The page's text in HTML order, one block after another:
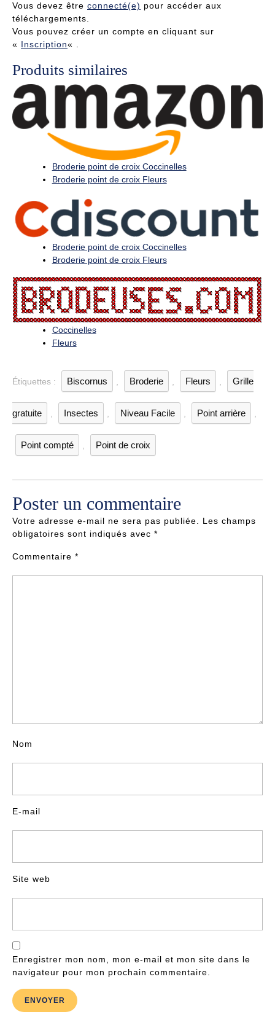
Vous devez être connecté(e) pour accéder aux
téléchargements.
Vous pouvez créer un compte en cliquant sur
« Inscription« .
Produits similaires
Broderie point de croix Coccinelles
Broderie point de croix Fleurs
Broderie point de croix Coccinelles
Broderie point de croix Fleurs
Coccinelles
Fleurs
Étiquettes : Biscornus Broderie Fleurs Grille
gratuite Insectes Niveau Facile Point arrière
Point compté Point de croix
Poster un commentaire
Votre adresse e-mail ne sera pas publiée.
Les champs
obligatoires sont indiqués avec *
Commentaire *
Nom
E-mail
Site web
Enregistrer mon nom, mon e-mail et mon site dans le
navigateur pour mon prochain commentaire.